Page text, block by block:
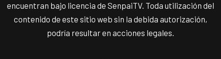
encuentran bajo licencia de SenpaiTV. Toda utilización del
contenido de este sitio web sin la debida autorización,
podría resultar en acciones legales.